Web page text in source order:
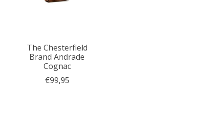
The Chesterfield
Brand Andrade
Cognac
€99,95